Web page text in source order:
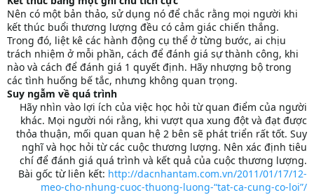
Nên có một bản thảo, sử dụng nó để chắc rằng mọi người khi
kết thúc buổi thương lượng đều có cảm giác chiến thắng.
Trong đó, liệt kê các hành động cụ thể ở từng bước, ai chịu
trách nhiệm ở mỗi phần, cách để đánh giá sự thành công, khi
nào và cách để đánh giá 1 quyết định. Hãy nhượng bộ trong
các tình huống bế tắc, nhưng không quan trọng.
Suy ngẫm về quá trình
Hãy nhìn vào lợi ích của việc học hỏi từ quan điểm của người
khác. Mọi người nói rằng, khi vượt qua xung đột và đạt được
thỏa thuận, mối quan quan hệ 2 bên sẽ phát triển rất tốt. Suy
nghĩ và học hỏi từ các cuộc thương lượng. Nên xác định tiêu
chí để đánh giá quá trình và kết quả của cuộc thương lượng.
Bài gốc từ liên kết: http://dacnhantam.com.vn/2011/01/17/12-
meo-cho-nhung-cuoc-thuong-luong-“tat-ca-cung-co-loi”/